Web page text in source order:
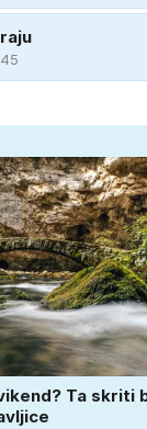
Ta skriti